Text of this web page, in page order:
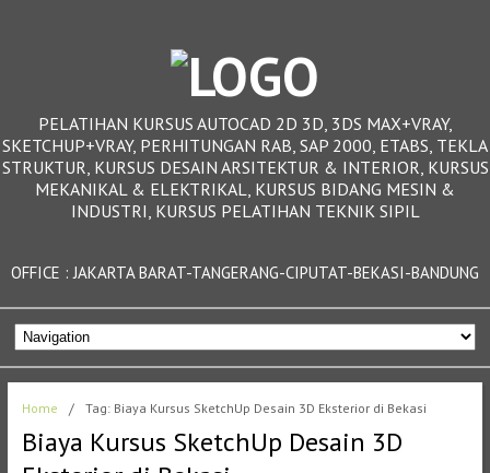
PELATIHAN KURSUS AUTOCAD 2D 3D, 3DS MAX+VRAY,
SKETCHUP+VRAY, PERHITUNGAN RAB, SAP 2000, ETABS, TEKLA
STRUKTUR, KURSUS DESAIN ARSITEKTUR & INTERIOR, KURSUS
MEKANIKAL & ELEKTRIKAL, KURSUS BIDANG MESIN &
INDUSTRI, KURSUS PELATIHAN TEKNIK SIPIL
OFFICE : JAKARTA BARAT-TANGERANG-CIPUTAT-BEKASI-BANDUNG
Home / Tag: Biaya Kursus SketchUp Desain 3D Eksterior di Bekasi
Biaya Kursus SketchUp Desain 3D